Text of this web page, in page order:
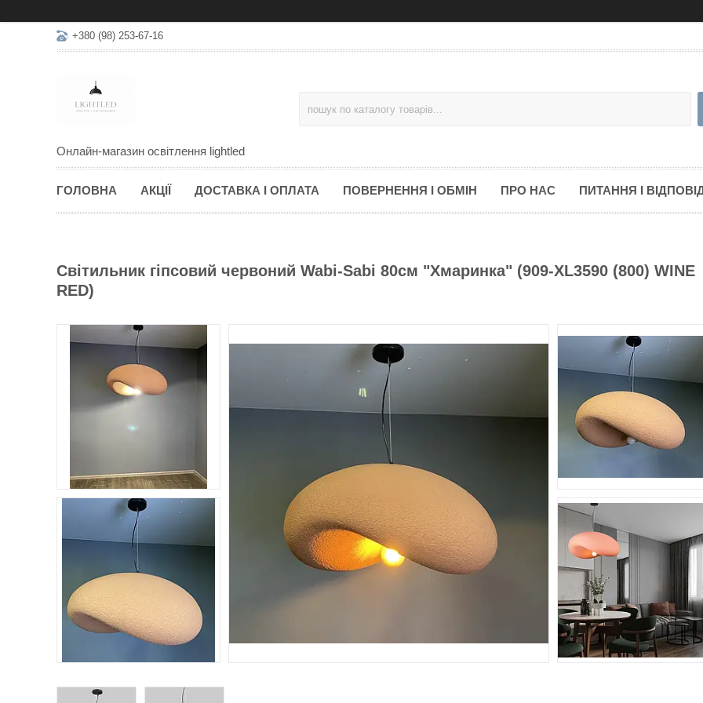
+380 (98) 253-67-16
Онлайн-магазин освітлення lightled
ГОЛОВНА АКЦІЇ ДОСТАВКА І ОПЛАТА ПОВЕРНЕННЯ І ОБМІН ПРО НАС ПИТАННЯ І
Світильник гіпсовий червоний Wabi-Sabi 80см "Хмаринка" (909-XL3590 (800) WINE
RED)